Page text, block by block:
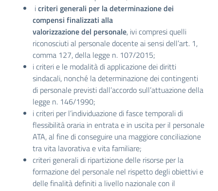
icriteri generali per la determinazione dei
compensi finalizzati alla
valorizzazione del personale, ivi compresi quelli
riconosciuti al personale docente ai sensi dell’art. 1,
comma 127, della legge n. 107/2015;
i criteri e le modalità di applicazione dei diritti
sindacali, nonché la determinazione dei contingenti
di personale previsti dall’accordo sull’attuazione della
legge n. 146/1990;
i criteri per l’individuazione di fasce temporali di
flessibilità oraria in entrata e in uscita per il personale
ATA, al fine di conseguire una maggiore conciliazione
tra vita lavorativa e vita familiare;
criteri generali di ripartizione delle risorse per la
formazione del personale nel rispetto degli obiettivi e
delle finalità definiti a livello nazionale con il